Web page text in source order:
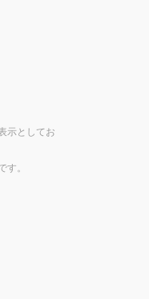
示としてお
す。